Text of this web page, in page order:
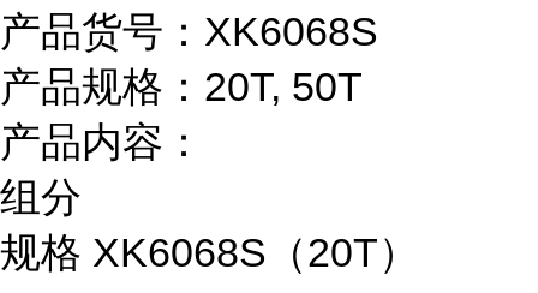
产品货号：XK6068S
产品规格：20T, 50T
产品内容：
组分
规格 XK6068S（20T）